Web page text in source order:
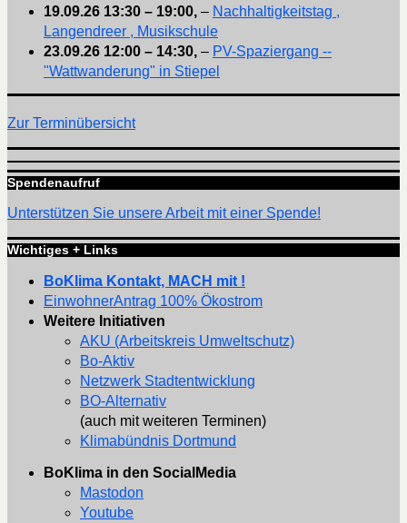
19.09.26 13:30 – 19:00, – Nachhaltigkeitstag ,
Langendreer , Musikschule
23.09.26 12:00 – 14:30, – PV-Spaziergang --
"Wattwanderung" in Stiepel
Zur Terminübersicht
Spendenaufruf
Unterstützen Sie unsere Arbeit mit einer Spende!
Wichtiges + Links
BoKlima Kontakt, MACH mit !
EinwohnerAntrag 100% Ökostrom
Weitere Initiativen
AKU (Arbeitskreis Umweltschutz)
Bo-Aktiv
Netzwerk Stadtentwicklung
BO-Alternativ
(auch mit weiteren Terminen)
Klimabündnis Dortmund
BoKlima in den SocialMedia
Mastodon
Youtube